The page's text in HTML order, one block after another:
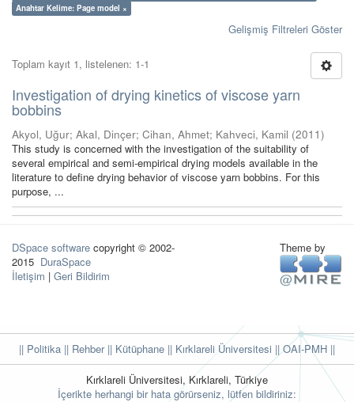
Anahtar Kelime: Page model ×
Gelişmiş Filtreleri Göster
Toplam kayıt 1, listelenen: 1-1
Investigation of drying kinetics of viscose yarn
bobbins
Akyol, Uğur; Akal, Dinçer; Cihan, Ahmet; Kahveci, Kamil (2011)
This study is concerned with the investigation of the suitability of
several empirical and semi-empirical drying models available in the
literature to define drying behavior of viscose yarn bobbins. For this
purpose, ...
DSpace software copyright © 2002-
2015 DuraSpace
İletişim | Geri Bildirim
Theme by
|| Politika || Rehber|| Kütüphane || Kırklareli Üniversitesi ||OAI-PMH ||
Kırklareli Üniversitesi, Kırklareli, Türkiye
İçerikte herhangi bir hata görürseniz, lütfen bildiriniz: